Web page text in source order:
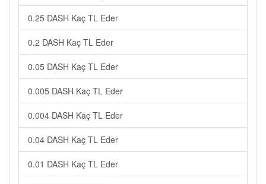
0.25 DASH Kaç TL Eder
0.2 DASH Kaç TL Eder
0.05 DASH Kaç TL Eder
0.005 DASH Kaç TL Eder
0.004 DASH Kaç TL Eder
0.04 DASH Kaç TL Eder
0.01 DASH Kaç TL Eder